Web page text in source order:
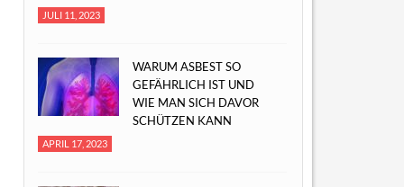
JULI 11, 2023
WARUM ASBEST SO
GEFÄHRLICH IST UND
WIE MAN SICH DAVOR
SCHÜTZEN KANN
APRIL 17, 2023